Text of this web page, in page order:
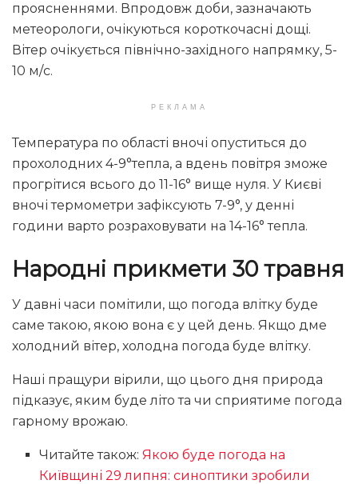
проясненнями. Впродовж доби, зазначають
метеорологи, очікуються короткочасні дощі.
Вітер очікується північно-західного напрямку, 5-
10 м/с.
РЕКЛАМА
Температура по області вночі опуститься до
прохолодних 4-9°тепла, а вдень повітря зможе
прогрітися всього до 11-16° вище нуля. У Києві
вночі термометри зафіксують 7-9°, у денні
години варто розраховувати на 14-16° тепла.
Народні прикмети 30 травня
У давні часи помітили, що погода влітку буде
саме такою, якою вона є у цей день. Якщо дме
холодний вітер, холодна погода буде влітку.
Наші пращури вірили, що цього дня природа
підказує, яким буде літо та чи сприятиме погода
гарному врожаю.
Читайте також:Якою буде погода на
Київщині 29 липня: синоптики зробили